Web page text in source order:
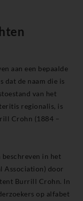
aan een bepaalde
dat de naam die is
van het
regionalis, is
Crohn (1884 –
in het
Association) door
Burrill Crohn. In
op alfabet